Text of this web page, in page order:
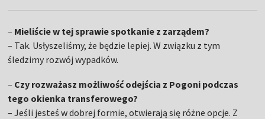
– Mieliście w tej sprawie spotkanie z zarządem?
– Tak. Usłyszeliśmy, że będzie lepiej. W związku z tym
śledzimy rozwój wypadków.
– Czy rozważasz możliwość odejścia z Pogoni podczas
tego okienka transferowego?
– Jeśli jesteś w dobrej formie, otwierają się różne opcje. Z